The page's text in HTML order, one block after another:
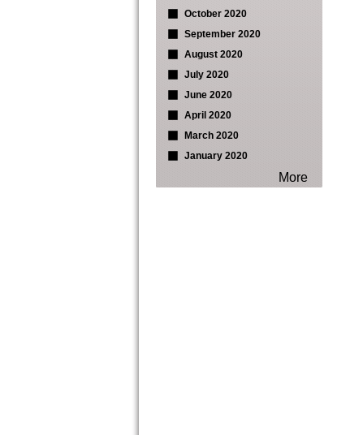
October 2020
September 2020
August 2020
July 2020
June 2020
April 2020
March 2020
January 2020
More